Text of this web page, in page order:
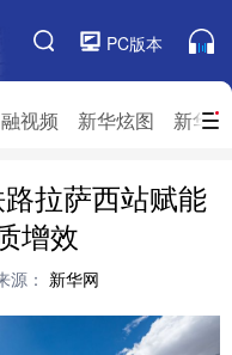
PC版本
融视频 新华炫图 新华
创报道
融视频
云直播
化旅游
拉萨西站赋能
增效
源： 新华网